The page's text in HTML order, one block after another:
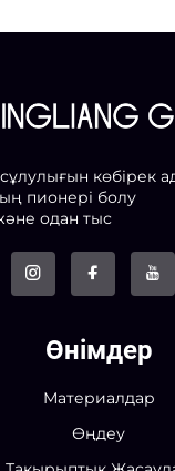
көбірек
пионері болу
одан тыс
Өнімдер
Материалдар
Өңдеу